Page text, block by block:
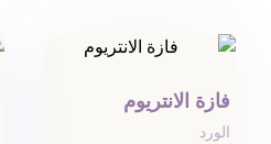
فازة الانتريوم
الورد